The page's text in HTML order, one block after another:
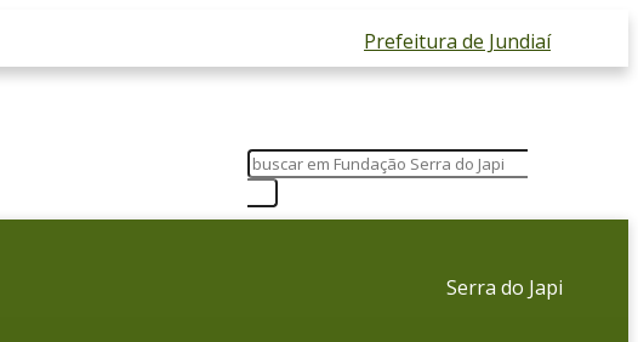
Prefeitura de Jundiaí
Serra do Japi